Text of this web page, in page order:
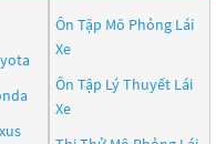
Ôn Tập Mô Phỏng Lái
Xe
Ôn Tập Lý Thuyết Lái
Xe